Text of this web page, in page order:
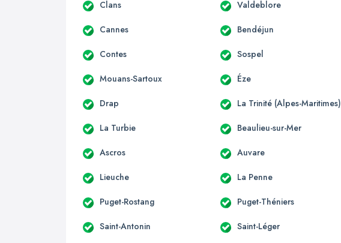
Clans Valdeblore
Cannes Bendéjun
Contes Sospel
Mouans-Sartoux Éze
Drap La Trinité (Alpes-Maritimes)
La Turbie Beaulieu-sur-Mer
Ascros Auvare
Lieuche La Penne
Puget-Rostang Puget-Théniers
Saint-Antonin Saint-Léger